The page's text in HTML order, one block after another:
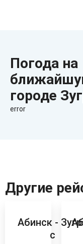
Погода на
городе
error
Другие
Абинск -
с